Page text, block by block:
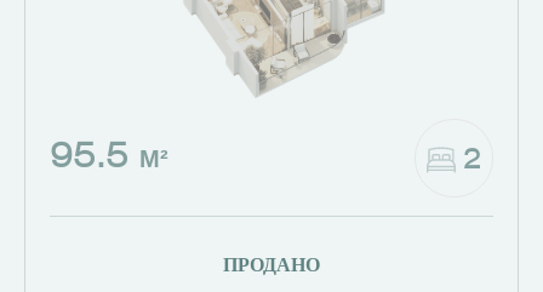
95.5 М² 2
ПРОДАНО